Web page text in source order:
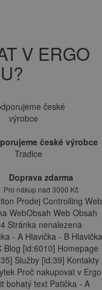
V ERGO
české výrobce
Doprava zdarma
Pro nákup nad 3000 Kč
Prodej Controlling Web
WebObsah Web Obsah
Stránka nenalezena
- A Hlavička - B
[id:6010] Homepage
Služby [id:39] Kontakty
Proč nakupovat v Ergo
bohatý text Patička - A